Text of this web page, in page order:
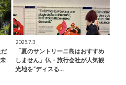
2025.7.3
「夏のサントリーニ島はおすすめ
しません」仏・旅行会社が人気観
光地を“ディスる…